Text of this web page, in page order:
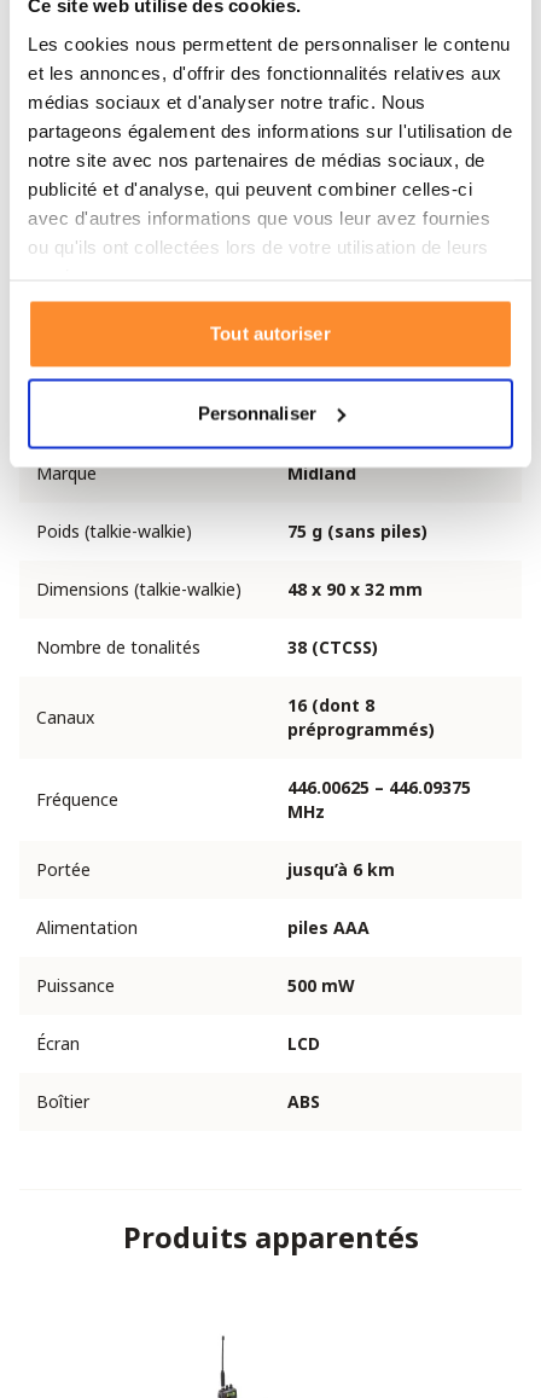
Ce site web utilise des cookies.
Les cookies nous permettent de personnaliser le contenu
et les annonces, d'offrir des fonctionnalités relatives aux
médias sociaux et d'analyser notre trafic. Nous
partageons également des informations sur l'utilisation de
notre site avec nos partenaires de médias sociaux, de
publicité et d'analyse, qui peuvent combiner celles-ci
avec d'autres informations que vous leur avez fournies
ou qu'ils ont collectées lors de votre utilisation de leurs
Tout autoriser
Personnaliser
les secours.
Contenu
2 talkies-walkies PMR446 XT30
2 jeux de piles AAA rechargeables
Radio d’urgence/powerbank ER300
4 couvertures de survie (130 x 200 cm)
Étui pour le rangement et le transport
Marque Midland
Poids (talkie-walkie) 75 g (sans piles)
Dimensions (talkie-walkie) 48 x 90 x 32 mm
Nombre de tonalités 38 (CTCSS)
Canaux
16 (dont 8
préprogrammés)
Fréquence
446.00625 – 446.09375
MHz
Portée jusqu’à 6 km
Alimentation piles AAA
Puissance 500 mW
Écran LCD
Boîtier ABS
Produits apparentés